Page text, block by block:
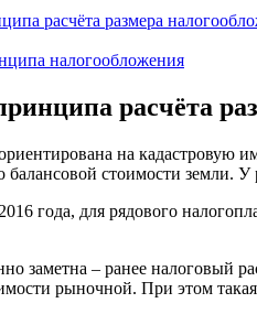
расчёта размера
налогообложения
расчёта
на кадастровую
балансовой стоимости
года, для рядового
заметна – ранее налоговый
рыночной. При этом